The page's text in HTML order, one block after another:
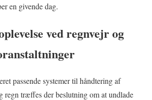
en givende dag.
ved regnvejr og
passende systemer til håndtering af
regn træffes der beslutning om at undlade